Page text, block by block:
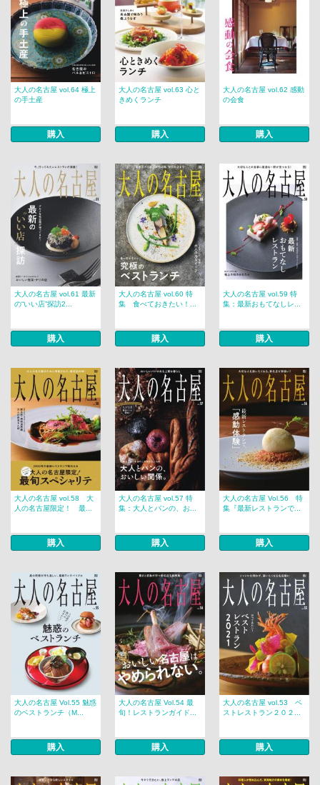
大人の名古屋 vol.64 極上
の手土産
購入
大人の名古屋 vol.63 心と
きめくランチ
購入
大人の名古屋 vol.62 感動
の会食
購入
大人の名古屋 vol.61 最新
の“いい店”探訪2...
購入
大人の名古屋 vol.60 特
集 食べておきたい！...
購入
大人の名古屋 vol.59 特
集：最新おもてなしレ...
購入
大人の名古屋 vol.58 大
人の名古屋限定！ 最...
購入
大人の名古屋 vol.57 特
集：大人とパンの、お...
購入
大人の名古屋 Vol.56 特
集『最新レストランで...
購入
大人の名古屋 Vol.55 魅惑
のベストランチ（M...
購入
大人の名古屋 Vol.54 最
旬！レストランガイド...
購入
大人の名古屋 vol.53 ベ
ストレストラン２０２...
購入